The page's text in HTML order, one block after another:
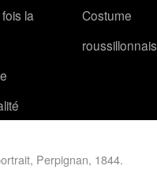
la
Costume
roussillonnais
Perpignan, 1844.